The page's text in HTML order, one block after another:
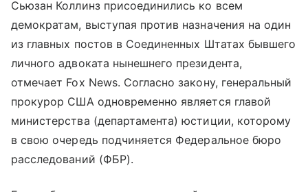
Сьюзан Коллинз присоединились ко всем
демократам, выступая против назначения на один
из главных постов в Соединенных Штатах бывшего
личного адвоката нынешнего президента,
отмечает Fox News. Согласно закону, генеральный
прокурор США одновременно является главой
министерства (департамента) юстиции, которому
в свою очередь подчиняется Федеральное бюро
расследований (ФБР).